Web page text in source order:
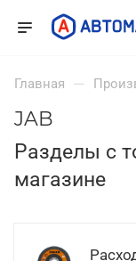
Главная —
JAB
Разделы с
магазине